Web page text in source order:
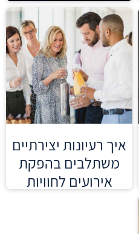
איך רעיונות יצירתיים
משתלבים בהפקת
אירועים לחוויות